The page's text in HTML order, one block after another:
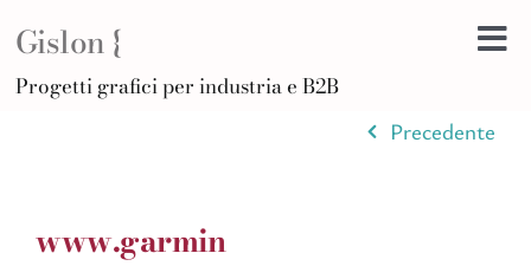
Gislon {
Progetti grafici per industria e B2B
Precedente
www.garmin